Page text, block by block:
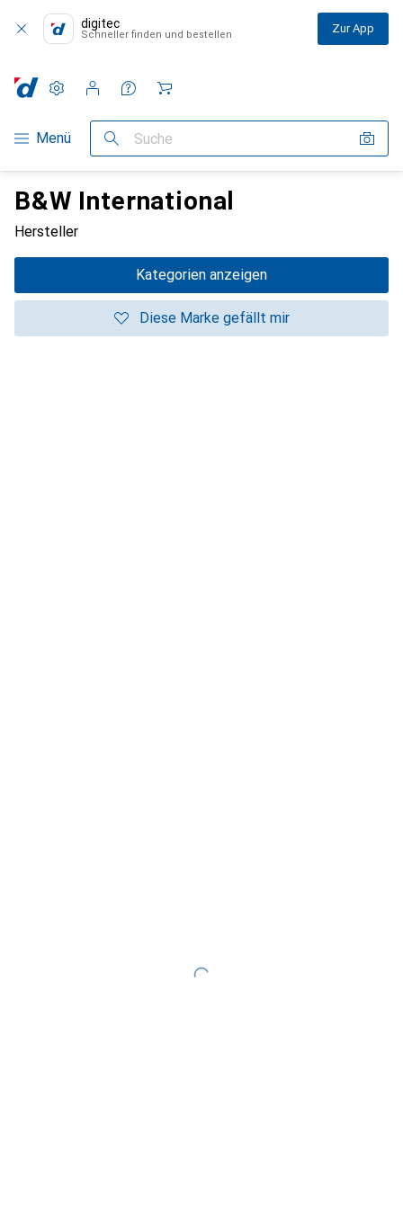
digitec
Schneller finden und bestellen Zur App
Navigation nach Kategorien
Menü Suche
Einstellungen
Kundenkonto
Vergleichslisten
Merklisten
Warenkorb
B&W International
Hersteller
Kategorien anzeigen
Diese Marke gefällt mir